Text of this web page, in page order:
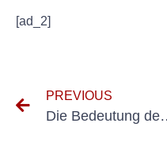
[ad_2]
PREVIOUS
Die Bedeutung der DGUV